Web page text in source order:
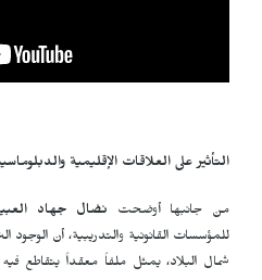
التأثير على العلاقات الإقليمية
من جانبها أوضحت نضال جهاد
للمؤسسات القانونية والتدريبية، أن الوجود
شمال البلاد، يمثل ملفاً معقداً يتقاطع فيه